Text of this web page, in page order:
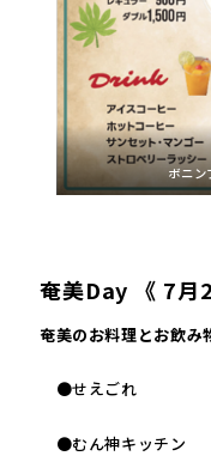
ボニン
奄美Day 《 7月
奄美のお料理とお飲み
●せえごれ
●むん神キッチン